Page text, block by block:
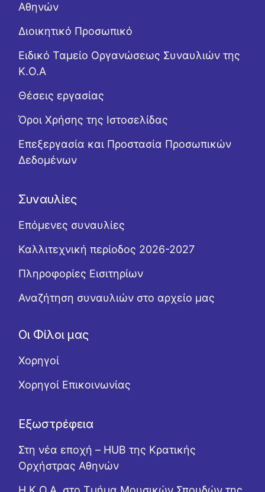
Αθηνών
Διοικητικό Προσωπικό
Ειδικό Ταμείο Οργανώσεως Συναυλιών της
Κ.Ο.Α
Θέσεις εργασίας
Όροι Χρήσης της Ιστοσελίδας
Επεξεργασία και Προστασία Προσωπικών
Δεδομένων
Συναυλίες
Επόμενες συναυλίες
Καλλιτεχνική περίοδος 2026-2027
Πληροφορίες Εισιτηρίων
Αναζήτηση συναυλιών στο αρχείο μας
Οι Φίλοι μας
Χορηγοί
Χορηγοί Επικοινωνίας
Εξωστρέφεια
Στη νέα εποχή – HUB της Κρατικής
Ορχήστρας Αθηνών